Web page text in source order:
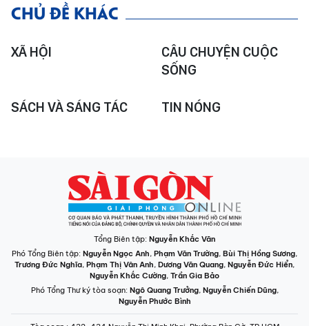
CHỦ ĐỀ KHÁC
XÃ HỘI
CÂU CHUYỆN CUỘC
SỐNG
SÁCH VÀ SÁNG TÁC TIN NÓNG
Tổng Biên tập: Nguyễn Khắc Văn
Phó Tổng Biên tập: Nguyễn Ngọc Anh, Phạm Văn Trường, Bùi Thị Hồng Sương,
Trương Đức Nghĩa, Phạm Thị Vân Anh, Dương Văn Quang, Nguyễn Đức Hiển,
Nguyễn Khắc Cường, Trần Gia Bảo
Phó Tổng Thư ký tòa soạn: Ngô Quang Trưởng, Nguyễn Chiến Dũng,
Nguyễn Phước Bình